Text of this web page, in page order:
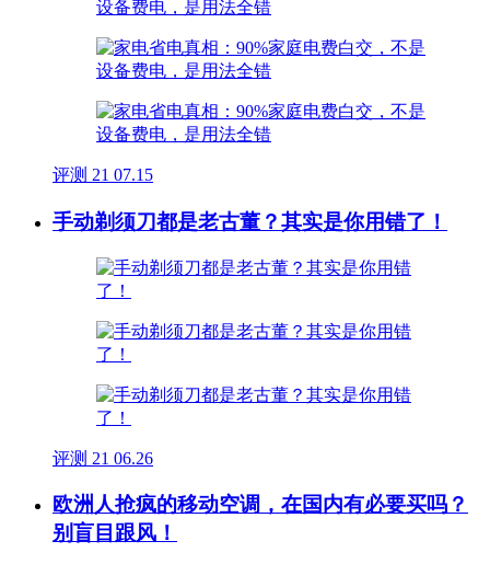
评测 21 07.15
手动剃须刀都是老古董？其实是你用错了！
评测 21 06.26
欧洲人抢疯的移动空调，在国内有必要买吗？
别盲目跟风！